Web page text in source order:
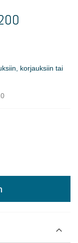
korjauksiin tai